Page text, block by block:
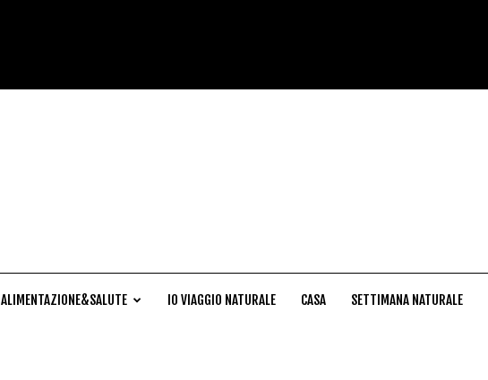
ALIMENTAZIONE&SALUTE IO VIAGGIO NATURALE CASA SETTIMANA NATURALE